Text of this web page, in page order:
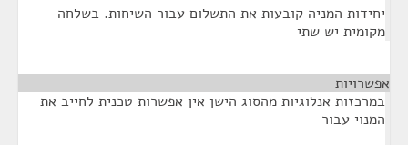
יחידות המניה קובעות את התשלום עבור השיחות. בשלחה
מקומית יש שתי
אפשרויות
במרכזות אנלוגיות מהסוג הישן אין אפשרות טכנית לחייב את
המנוי עבור